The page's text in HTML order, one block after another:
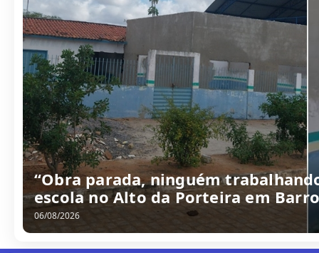
“Obra parada, ninguém
escola no Alto da Porteira em
06/08/2026